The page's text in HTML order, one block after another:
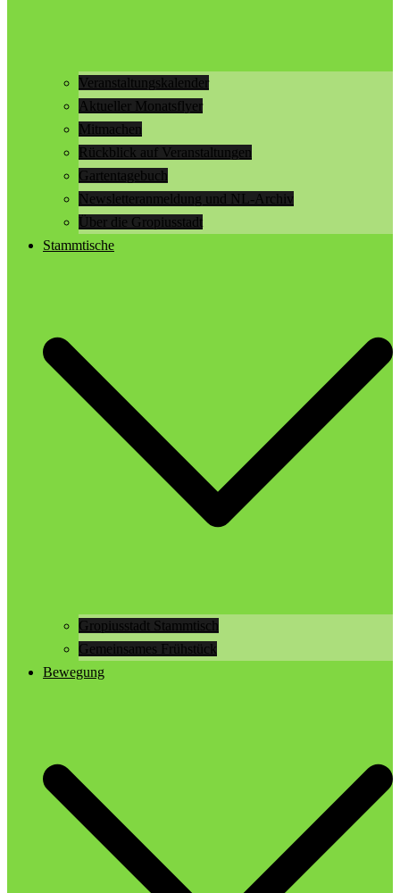
Veranstaltungskalender
Aktueller Monatsflyer
Mitmachen
Rückblick auf Veranstaltungen
Gartentagebuch
Newsletteranmeldung und NL-Archiv
Über die Gropiusstadt
Stammtische
Gropiusstadt Stammtisch
Gemeinsames Frühstück
Bewegung